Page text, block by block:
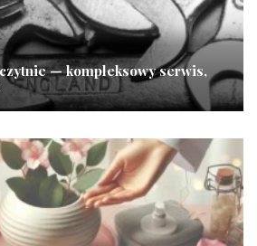
— kompleksowy serwis,